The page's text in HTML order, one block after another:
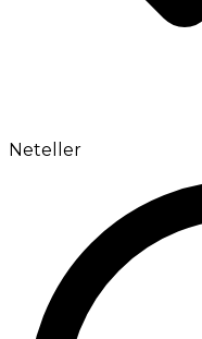
Neteller